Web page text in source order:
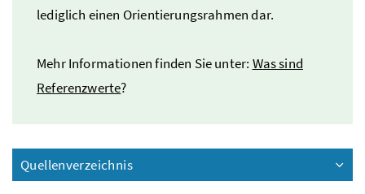
lediglich einen Orientierungsrahmen dar.
Mehr Informationen finden Sie unter: Was sind
Referenzwerte?
Quellenverzeichnis